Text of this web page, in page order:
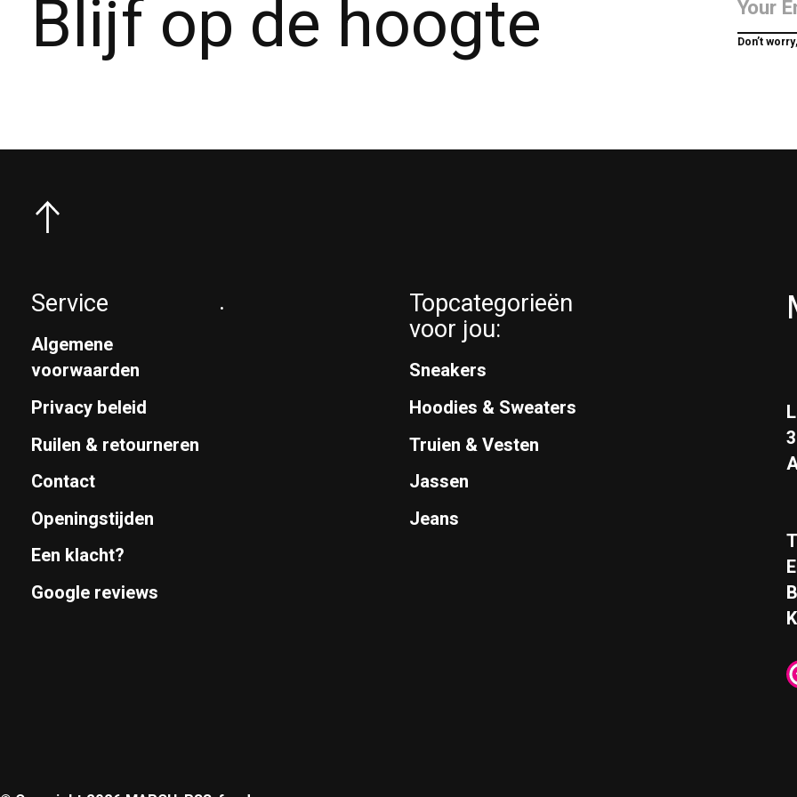
Blijf op de hoogte Don’t
Service
Algemene
voorwaarden
Privacy beleid
Ruilen & retourneren
Contact
Openingstijden
Een klacht?
Google reviews
. Topcategorieën
voor jou:
Sneakers
Hoodies & Sweaters
Truien & Vesten
Jassen
Jeans